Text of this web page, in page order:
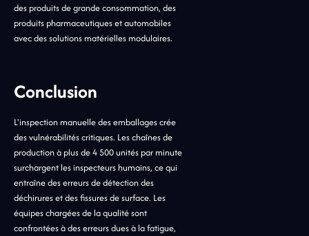
des produits de grande consommation, des
produits pharmaceutiques et automobiles
avec des solutions matérielles modulaires.
Conclusion
L'inspection manuelle des emballages crée
des vulnérabilités critiques. Les chaînes de
production à plus de 4 500 unités par minute
surchargent les inspecteurs humains, ce qui
entraîne des erreurs de détection des
déchirures et des fissures de surface. Les
équipes chargées de la qualité sont
confrontées à des erreurs dues à la fatigue,